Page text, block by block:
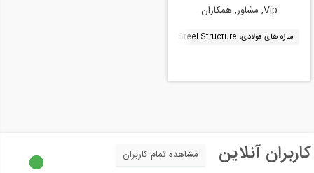
Vip, مشاور, همکاران
سازه های فولادی، Steel Structure
کاربران آنلاین مشاهده تمام کاربران